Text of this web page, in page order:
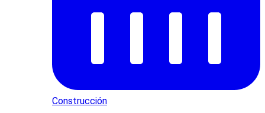
Construcción